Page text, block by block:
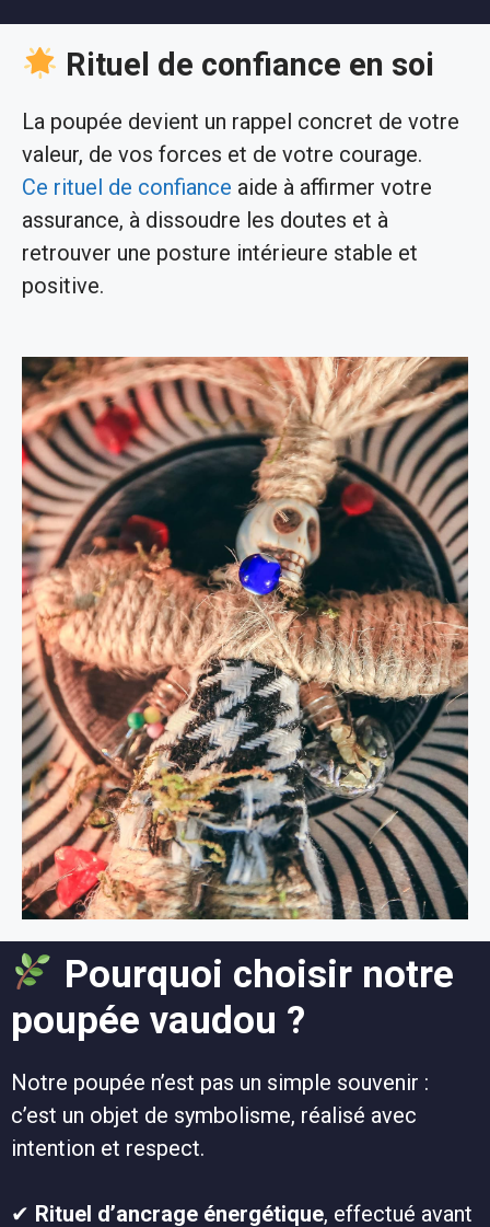
Rituel de confiance en soi
La poupée devient un rappel concret de votre
valeur, de vos forces et de votre courage.
Ce rituel de confiance aide à affirmer votre
assurance, à dissoudre les doutes et à
retrouver une posture intérieure stable et
positive.
Pourquoi choisir notre
poupée vaudou ?
Notre poupée n’est pas un simple souvenir :
c’est un objet de symbolisme, réalisé avec
intention et respect.
✔ Rituel d’ancrage énergétique, effectué avant